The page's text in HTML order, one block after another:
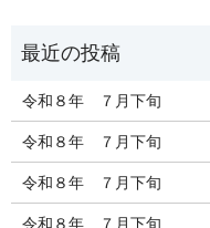
令和８年 ７月下旬
令和８年 ７月下旬
令和８年 ７月下旬
令和８年 ７月下旬